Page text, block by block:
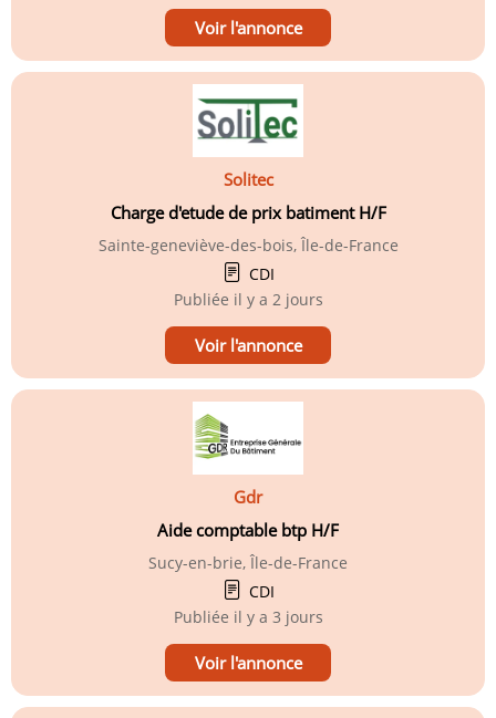
Voir l'annonce
Solitec
Charge d'etude de prix batiment H/F
Sainte-geneviève-des-bois, Île-de-France
CDI
Publiée il y a 2 jours
Voir l'annonce
Gdr
Aide comptable btp H/F
Sucy-en-brie, Île-de-France
CDI
Publiée il y a 3 jours
Voir l'annonce